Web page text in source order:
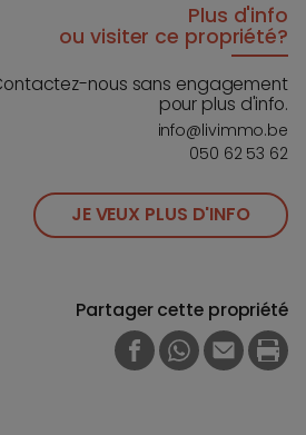
Plus d'info
ou visiter ce propriété?
nous sans engagement
pour plus d'info.
info@livimmo.be
050 62 53 62
JE VEUX PLUS D'INFO
Partager cette propriété
FACEBOOK
WHATSAPP
E-MAIL